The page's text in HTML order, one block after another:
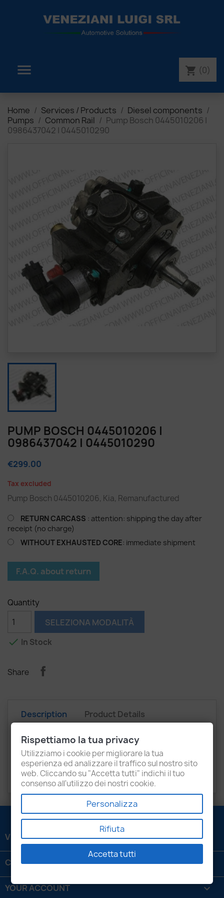
 shopping_cart (0)
Home Services / Products
Diesel components
Pumps
Common Rail
Pump Bosch 0445010206 |
0986437042 | 0445010290
PUMP BOSCH 0445010206 |
0986437042 | 0445010290
€299.00
Tax excluded
Pump Bosch 0445010206, Kia, Remanufactured
RETURN CARCASS : attention: shipping the day after
receipt (no charge)
WITHOUT EXHAUSTED CORE: immediate shipment
F.A.Q. about return
Quantity
SELEZIONA MODALITÀ
 In Stock
Share
Description
Product Details
331002A420
Kia
VENEZIANI LUIGI SRL 
CONTATTACI 
YOUR ACCOUNT 
Rispettiamo la tua privacy
Utilizziamo i cookie per migliorare la tua
esperienza ed analizzare il traffico sul nostro sito
web. Cliccando su "Accetta tutti" indichi il tuo
consenso all'utilizzo dei nostri cookie.
Personalizza
Rifiuta
Accetta tutti